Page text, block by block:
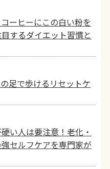
ーヒーにこの白い粉を
するダイエット習慣と
で歩けるリセットケ
い人は要注意！老化・
セルフケアを専門家が